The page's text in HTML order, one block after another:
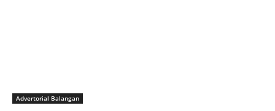
Advertorial Balangan